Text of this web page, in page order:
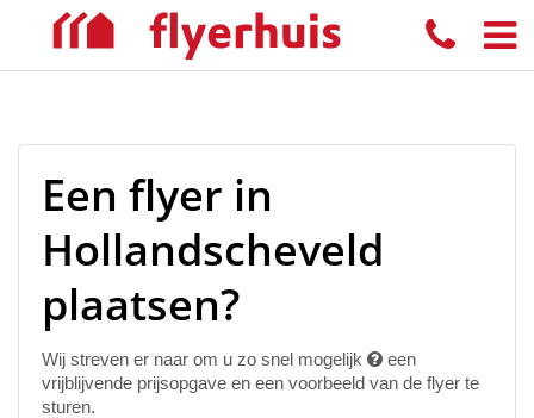
Een flyer in
Hollandscheveld
plaatsen?
Wij streven er naar om u zo snel mogelijk
een
vrijblijvende prijsopgave en een voorbeeld van de flyer te
sturen.